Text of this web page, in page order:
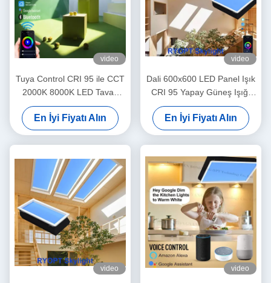
video
Tuya Control CRI 95 ile CCT
2000K 8000K LED Tavan
Paneli Işığı
En İyi Fiyatı Alın
video
Dali 600x600 LED Panel Işık
CRI 95 Yapay Güneş Işığı
Tuya Kontrolü
En İyi Fiyatı Alın
video video